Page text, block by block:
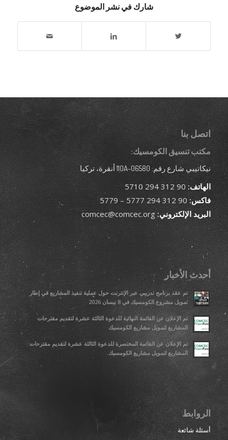
شارك في نشر الموضوع
اتصل بنا
مكتب تنسيق الكومسيك:
نيكاتيبي شارع رقم: 110A-06580 أنقرة، تركيا
الهاتف:90 312 294 5710
فاكس:90 312 294 5777 – 5779
البريد الإلكتروني:comcec@comcec.org
أحدث الأخبار
تم عقد برنامج تدريبي عبر الإنترنت حول عملية تنفيذ المشاريع في إطار
تمويل مشروع الكومسيك في 8 نيسان 2026
تم الإعلان عن القائمة النهائية للدعوة الثالثة عشرة لتقديم مقترحات
المشاريع لتمويل مشاريع الكومسيك
تم الإعلان عن القائمة المختصرة للدعوة الثالثة عشرة لتقديم مقترحات
المشاريع لتمويل مشاريع الكومسيك.
الروابط
أسئلة شائعة